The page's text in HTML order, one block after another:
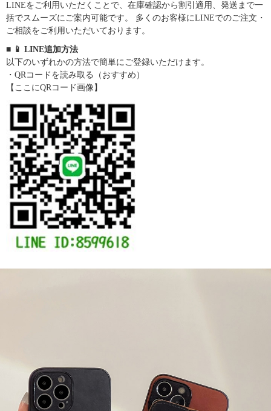
LINEをご利用いただくことで、在庫確認から割引適用、発送まで一
括でスムーズにご案内可能です。 多くのお客様にLINEでのご注文・
ご相談をご利用いただいております。
■ 📱 LINE追加方法
以下のいずれかの方法で簡単にご登録いただけます。
・QRコードを読み取る（おすすめ）
【ここにQRコード画像】